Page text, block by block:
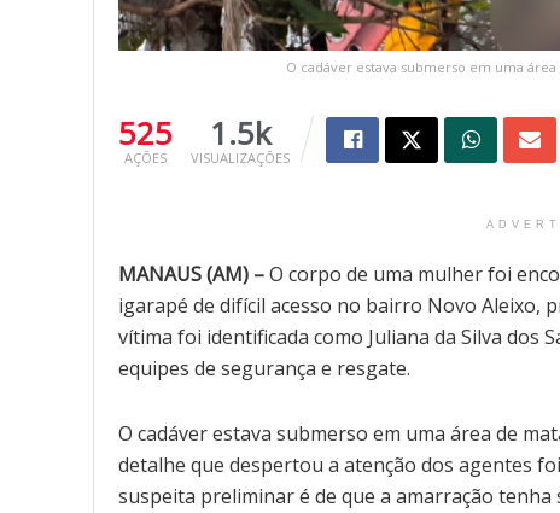
O cadáver estava submerso em uma
525
AÇÕES
1.5k
VISUALIZAÇÕES
MANAUS (AM) –O corpo de uma mulher foi
igarapé de difícil acesso no bairro Novo Aleixo,
vítima foi identificada como Juliana da Silva dos
equipes de segurança e resgate.
O cadáver estava submerso em uma área de
detalhe que despertou a atenção dos agentes
suspeita preliminar é de que a amarração